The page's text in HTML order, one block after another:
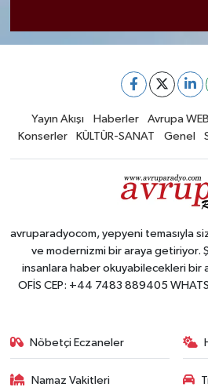
Yayın Akışı Haberler Avrupa
Konserler
KÜLTÜR-SANAT Genel
avruparadyocom, yepyeni temasıyla
ve modernizmi bir araya getiriyor.
insanlara haber okuyabilecekleri bir
OFİS CEP: +44 7483 889405
Nöbetçi Eczaneler
Namaz Vakitleri